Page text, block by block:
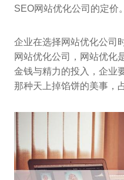
SEO网站优化公司的定价。
企业在选择网站优化公司
网站优化公司，网站优化
金钱与精力的投入，企业
那种天上掉馅饼的美事，